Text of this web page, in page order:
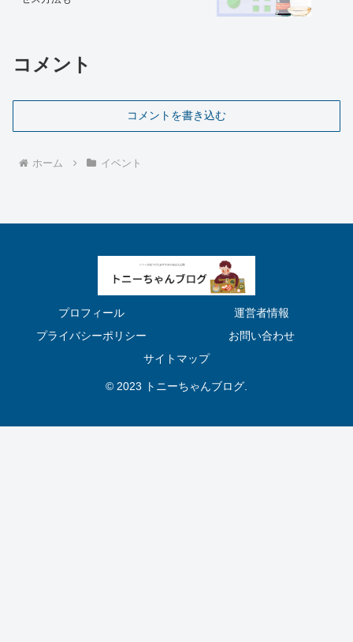
コメント
コメントを書き込む
ホーム イベント
プロフィール
運営者情報
プライバシーポリシー
お問い合わせ
サイトマップ
© 2023 トニーちゃんブログ.